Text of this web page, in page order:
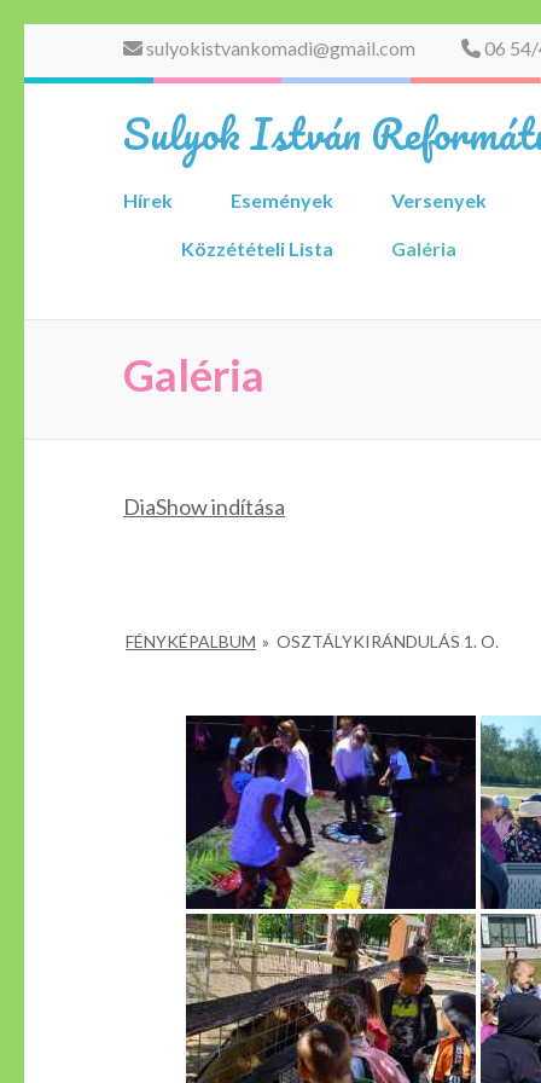
sulyokistvankomadi@gmail.com 06
Sulyok István
Hírek Események Versenyek
Közzétételi Lista Galéria
Galéria
DiaShow indítása
FÉNYKÉPALBUM » OSZTÁLYKIRÁNDULÁS 1. O.